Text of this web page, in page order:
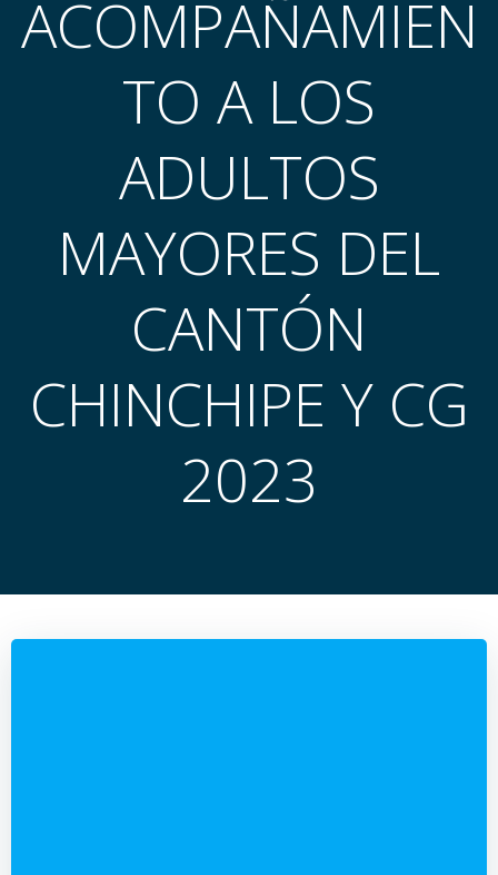
ACOMPAÑAMIEN
TO A LOS
ADULTOS
MAYORES DEL
CANTÓN
CHINCHIPE Y CG
2023